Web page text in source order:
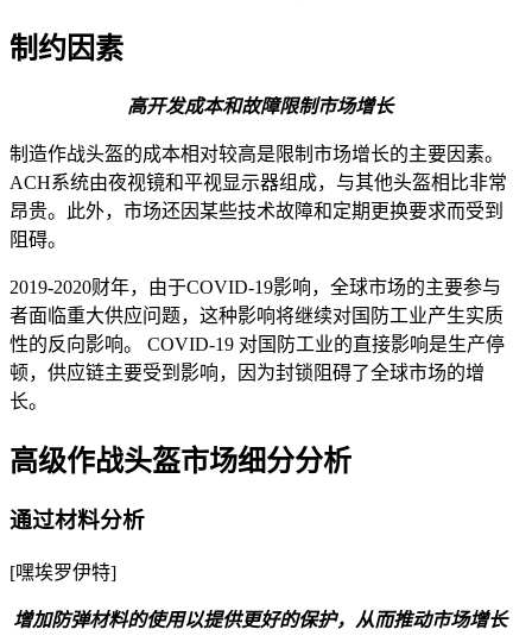
制约因素
高开发成本和故障限制市场增长
制造作战头盔的成本相对较高是限制市场增长的主要因素。
ACH系统由夜视镜和平视显示器组成，与其他头盔相比非常
昂贵。此外，市场还因某些技术故障和定期更换要求而受到
阻碍。
2019-2020财年，由于COVID-19影响，全球市场的主要参与
者面临重大供应问题，这种影响将继续对国防工业产生实质
性的反向影响。 COVID-19 对国防工业的直接影响是生产停
顿，供应链主要受到影响，因为封锁阻碍了全球市场的增
长。
高级作战头盔市场细分分析
通过材料分析
[嘿埃罗伊特]
增加防弹材料的使用以提供更好的保护，从而推动市场增长